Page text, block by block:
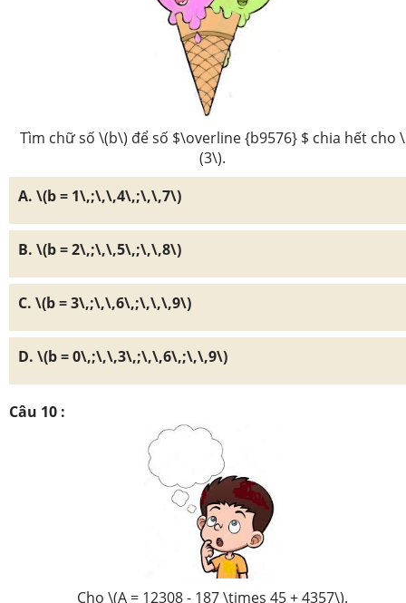
Tìm chữ số \(b\) để số $\overline {b9576} $ chia hết cho \
(3\).
A. \(b = 1\,;\,\,4\,;\,\,7\)
B. \(b = 2\,;\,\,5\,;\,\,8\)
C. \(b = 3\,;\,\,6\,;\,\,\,9\)
D. \(b = 0\,;\,\,3\,;\,\,6\,;\,\,9\)
Câu 10 :
Cho \(A = 12308 - 187 \times 45 + 4357\).